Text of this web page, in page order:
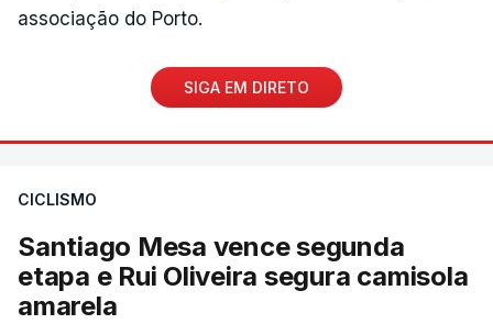
associação do Porto.
SIGA EM DIRETO
CICLISMO
Santiago Mesa vence segunda
etapa e Rui Oliveira segura camisola
amarela